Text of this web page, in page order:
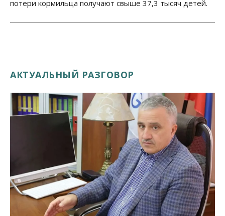
потери кормильца получают свыше 37,3 тысяч детей.
АКТУАЛЬНЫЙ РАЗГОВОР